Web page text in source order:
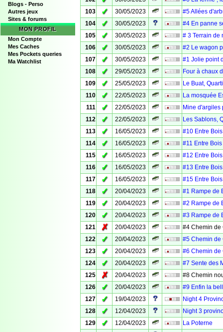
Blogs - Perso
Autres jeux
Sites & forums
MON PROFIL
Mon Compte
Mes Caches
Mes Pockets queries
Ma Watchlist
103
✓ 30/05/2023
#5 Allées
104
✓ 30/05/2023
#4 En panne
105
✓ 30/05/2023
# 3 Terrain de
106
✓ 30/05/2023
#2 Le wagon
107
✓ 30/05/2023
#1 Jolie point
108
✓ 29/05/2023
Four à chaux
109
✓ 25/05/2023
Le Buat,
110
✓ 22/05/2023
La mosquée
111
✓ 22/05/2023
Mine d'argiles
112
✓ 22/05/2023
Les Sablons,
113
✓ 16/05/2023
#10 Entre
114
✓ 16/05/2023
#11 Entre
115
✓ 16/05/2023
#12 Entre
116
✓ 16/05/2023
#13 Entre
117
✓ 16/05/2023
#15 Entre
118
✓ 20/04/2023
#1 Rampe de
119
✓ 20/04/2023
#2 Rampe de
120
✓ 20/04/2023
#3 Rampe de
121
✗ 20/04/2023
#4 Chemin de
122
✓ 20/04/2023
#5 Chemin de
123
✓ 20/04/2023
#6 Chemin de
124
✓ 20/04/2023
#7 Sente des
125
✗ 20/04/2023
#8 Chemin
126
✓ 20/04/2023
#9 Enfin la
127
✓ 19/04/2023
Night 4
128
✓ 12/04/2023
Night 3
129
✓ 12/04/2023
La Poterne